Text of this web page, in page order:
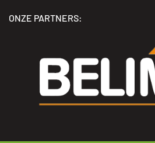
ONZE PARTNERS: